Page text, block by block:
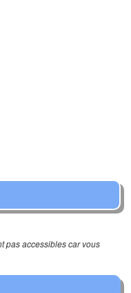
pas accessibles car vous